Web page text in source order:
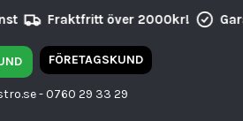
Fraktfritt över 2000kr!
FÖRETAGSKUND
- 0760 29 33 29